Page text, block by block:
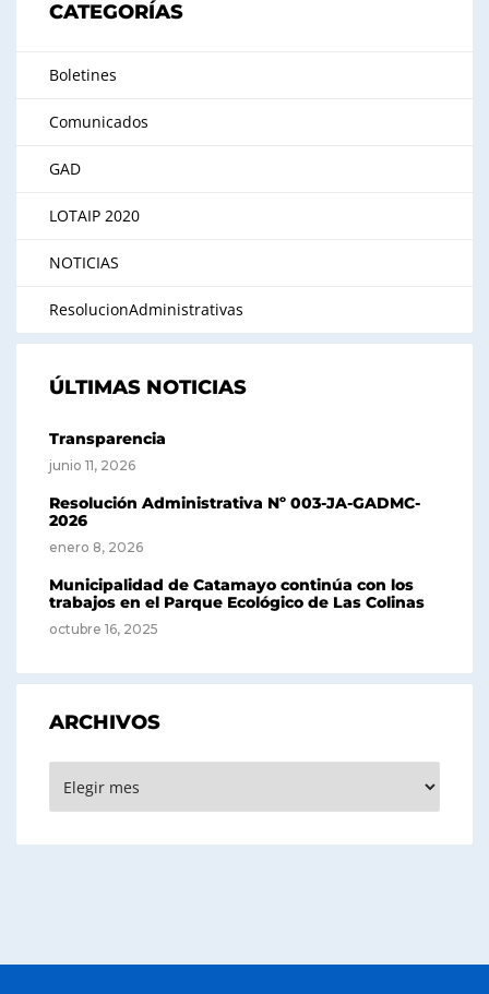
CATEGORÍAS
Boletines
Comunicados
GAD
LOTAIP 2020
NOTICIAS
ResolucionAdministrativas
ÚLTIMAS NOTICIAS
Transparencia
junio 11, 2026
Resolución Administrativa Nº 003-JA-GADMC-
2026
enero 8, 2026
Municipalidad de Catamayo continúa con los
trabajos en el Parque Ecológico de Las Colinas
octubre 16, 2025
ARCHIVOS